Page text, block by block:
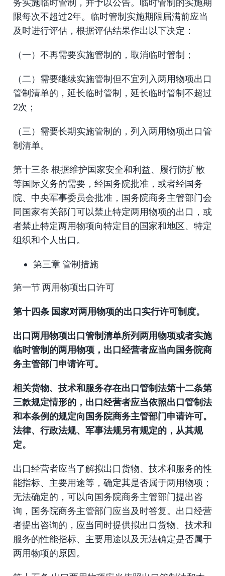
务实施临时管制，并予以公告。临时管制的实施期
限每次不超过2年。临时管制实施期限届满前应当
及时进行评估，根据评估结果作出以下决定：
（一）不再需要实施管制的，取消临时管制；
（二）需要继续实施管制但不宜列入两用物项出口
管制清单的，延长临时管制，延长临时管制不超过
2次；
（三）需要长期实施管制的，列入两用物项出口管
制清单。
第十三条 根据维护国家安全和利益、履行防扩散
等国际义务的需要，经国务院批准，或者经国务
院、中央军事委员会批准，国务院商务主管部门会
同国家有关部门可以禁止特定两用物项的出口，或
者禁止特定两用物项向特定目的国家和地区、特定
组织和个人出口。
第三章 管制措施
第一节 两用物项出口许可
第十四条 国家对两用物项的出口实行许可制度。
出口两用物项出口管制清单所列两用物项或者实施
临时管制的两用物项，出口经营者应当向国务院商
务主管部门申请许可。
相关货物、技术和服务存在出口管制法第十二条第
三款规定情形的，出口经营者应当依照出口管制法
和本条例的规定向国务院商务主管部门申请许可。
法律、行政法规、军事法规另有规定的，从其规
定。
出口经营者应当了解拟出口货物、技术和服务的性
能指标、主要用途等，确定其是否属于两用物项；
无法确定的，可以向国务院商务主管部门提出咨
询，国务院商务主管部门应当及时答复。出口经营
者提出咨询的，应当同时提供拟出口货物、技术和
服务的性能指标、主要用途以及无法确定是否属于
两用物项的原因。